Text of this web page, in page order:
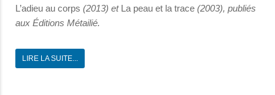
L’adieu au corps (2013) et La peau et la trace (2003), publiés
aux Éditions Métailié.
LIRE LA SUITE...